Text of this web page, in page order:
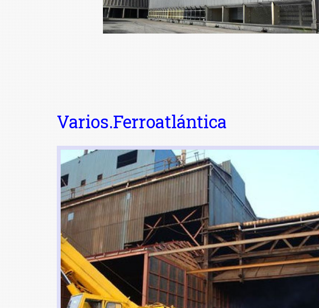
Varios.Ferroatlántica